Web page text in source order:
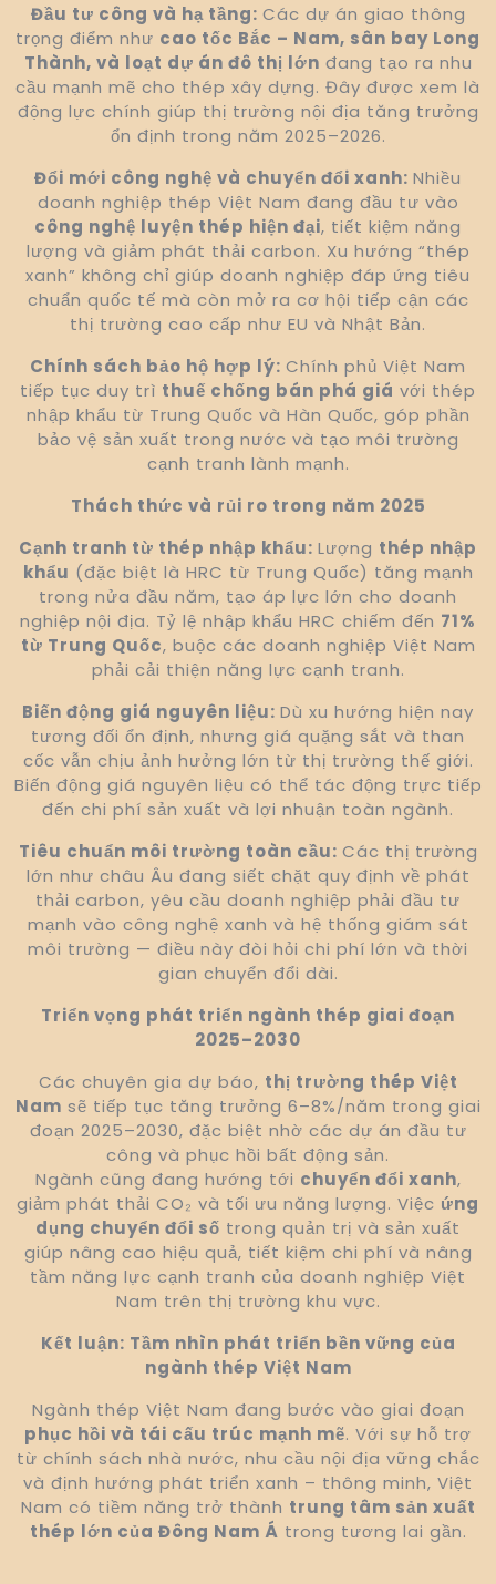
Đầu tư công và hạ tầng: Các dự án giao thông
trọng điểm như cao tốc Bắc – Nam, sân bay Long
Thành, và loạt dự án đô thị lớn đang tạo ra nhu
cầu mạnh mẽ cho thép xây dựng. Đây được xem là
động lực chính giúp thị trường nội địa tăng trưởng
ổn định trong năm 2025–2026.
Đổi mới công nghệ và chuyển đổi xanh: Nhiều
doanh nghiệp thép Việt Nam đang đầu tư vào
công nghệ luyện thép hiện đại, tiết kiệm năng
lượng và giảm phát thải carbon. Xu hướng “thép
xanh” không chỉ giúp doanh nghiệp đáp ứng tiêu
chuẩn quốc tế mà còn mở ra cơ hội tiếp cận các
thị trường cao cấp như EU và Nhật Bản.
Chính sách bảo hộ hợp lý: Chính phủ Việt Nam
tiếp tục duy trì thuế chống bán phá giá với thép
nhập khẩu từ Trung Quốc và Hàn Quốc, góp phần
bảo vệ sản xuất trong nước và tạo môi trường
cạnh tranh lành mạnh.
Thách thức và rủi ro trong năm 2025
Cạnh tranh từ thép nhập khẩu: Lượng thép nhập
khẩu (đặc biệt là HRC từ Trung Quốc) tăng mạnh
trong nửa đầu năm, tạo áp lực lớn cho doanh
nghiệp nội địa. Tỷ lệ nhập khẩu HRC chiếm đến 71%
từ Trung Quốc, buộc các doanh nghiệp Việt Nam
phải cải thiện năng lực cạnh tranh.
Biến động giá nguyên liệu: Dù xu hướng hiện nay
tương đối ổn định, nhưng giá quặng sắt và than
cốc vẫn chịu ảnh hưởng lớn từ thị trường thế giới.
Biến động giá nguyên liệu có thể tác động trực tiếp
đến chi phí sản xuất và lợi nhuận toàn ngành.
Tiêu chuẩn môi trường toàn cầu: Các thị trường
lớn như châu Âu đang siết chặt quy định về phát
thải carbon, yêu cầu doanh nghiệp phải đầu tư
mạnh vào công nghệ xanh và hệ thống giám sát
môi trường — điều này đòi hỏi chi phí lớn và thời
gian chuyển đổi dài.
Triển vọng phát triển ngành thép giai đoạn
2025–2030
Các chuyên gia dự báo, thị trường thép Việt
Nam sẽ tiếp tục tăng trưởng 6–8%/năm trong giai
đoạn 2025–2030, đặc biệt nhờ các dự án đầu tư
công và phục hồi bất động sản.
Ngành cũng đang hướng tới chuyển đổi xanh,
giảm phát thải CO₂ và tối ưu năng lượng. Việc ứng
dụng chuyển đổi số trong quản trị và sản xuất
giúp nâng cao hiệu quả, tiết kiệm chi phí và nâng
tầm năng lực cạnh tranh của doanh nghiệp Việt
Nam trên thị trường khu vực.
Kết luận: Tầm nhìn phát triển bền vững của
ngành thép Việt Nam
Ngành thép Việt Nam đang bước vào giai đoạn
phục hồi và tái cấu trúc mạnh mẽ. Với sự hỗ trợ
từ chính sách nhà nước, nhu cầu nội địa vững chắc
và định hướng phát triển xanh – thông minh, Việt
Nam có tiềm năng trở thành trung tâm sản xuất
thép lớn của Đông Nam Á trong tương lai gần.